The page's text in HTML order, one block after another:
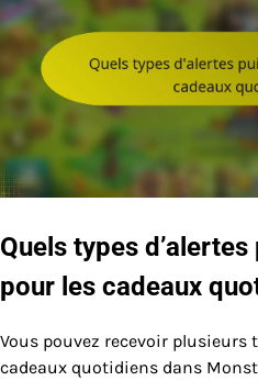
Quels types
pour les cadeaux
Vous pouvez recevoir plusieurs
cadeaux quotidiens dans